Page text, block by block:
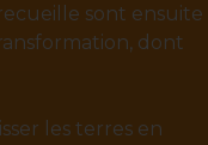
sont ensuite
dont
les terres en